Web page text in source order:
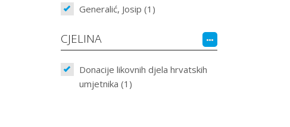
Generalić, Josip (1)
CJELINA
Donacije likovnih djela hrvatskih
umjetnika (1)